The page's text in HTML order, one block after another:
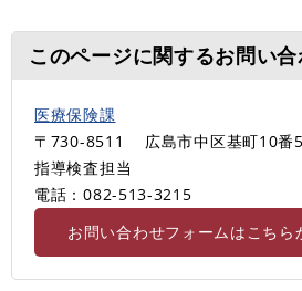
このページに関するお問い
医療保険課
〒730-8511
広島市中区基町10番
指導検査担当
電話：082-513-3215
お問い合わせフォームはこちら